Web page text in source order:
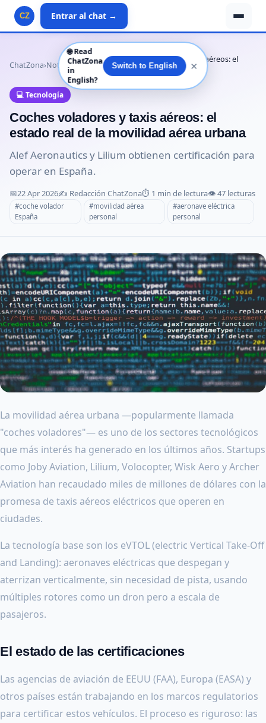
CZ Entrar al chat →
ChatZona›Noticias›Tecnología›
Coches voladores y taxis aéreos: el
estado real d…
💻 Tecnología
Coches voladores y taxis aéreos: el
estado real de la movilidad aérea urbana
Alef Aeronautics y Lilium obtienen certificación para
operar en España.
📅22 Apr 2026✍️ Redacción ChatZona⏱️ 1 min de lectura👁️ 47 lecturas
#coche volador
España
#movilidad aérea
personal
#aeronave eléctrica
personal
La movilidad aérea urbana —popularmente llamada
"coches voladores"— es uno de los sectores tecnológicos
que más interés ha generado en los últimos años. Startups
como Joby Aviation, Lilium, Volocopter, Wisk Aero y Archer
Aviation han recaudado miles de millones de dólares con la
promesa de taxis aéreos eléctricos que operen en
ciudades.
La tecnología base son los eVTOL (electric Vertical Take-Off
and Landing): aeronaves eléctricas que despegan y
aterrizan verticalmente, sin necesidad de pista, usando
múltiples rotores como un dron pero a escala de
pasajeros.
El estado de las certificaciones
Las agencias de aviación de EEUU (FAA), Europa (EASA) y
otros países están trabajando en los marcos regulatorios
para certificar estos vehículos. El proceso es riguroso: las
🌐 Read
ChatZona
in
English?
Switch to English ✕